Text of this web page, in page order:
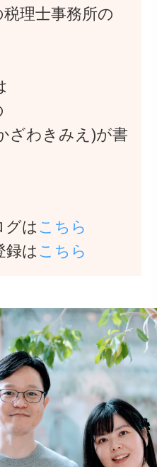
理士事務所の
ざわきみえ)が書
グは こちら
録は こちら